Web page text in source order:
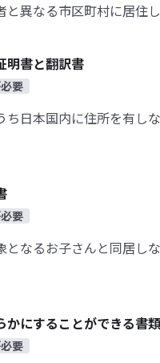
と異なる市区町村に居住
書と翻訳書
要
ち日本国内に住所を有し
要
となるお子さんと同居し
にすることができる書類
要